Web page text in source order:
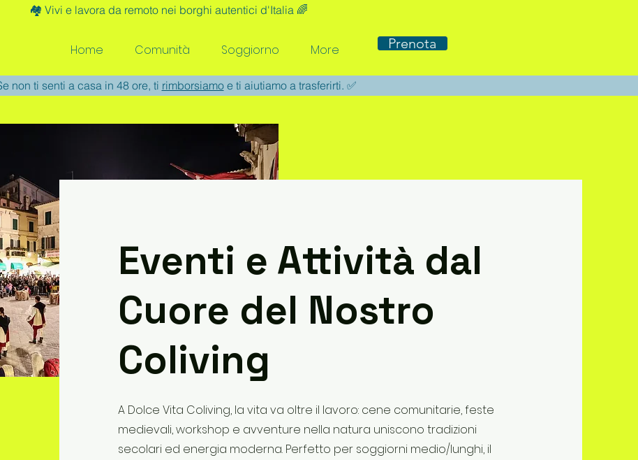
🏘️ Vivi e lavora da remoto nei borghi autentici d'Italia 🌈
Home Comunità Soggiorno More Prenota
non ti senti a casa in 48 ore, ti rimborsiamoe ti aiutiamo a trasferirti. ✅
Eventi e Attività dal
Cuore del Nostro
Coliving
A Dolce Vita Coliving, la vita va oltre il lavoro: cene comunitarie, feste
medievali, workshop e avventure nella natura uniscono tradizioni
secolari ed energia moderna. Perfetto per soggiorni medio/lunghi, il